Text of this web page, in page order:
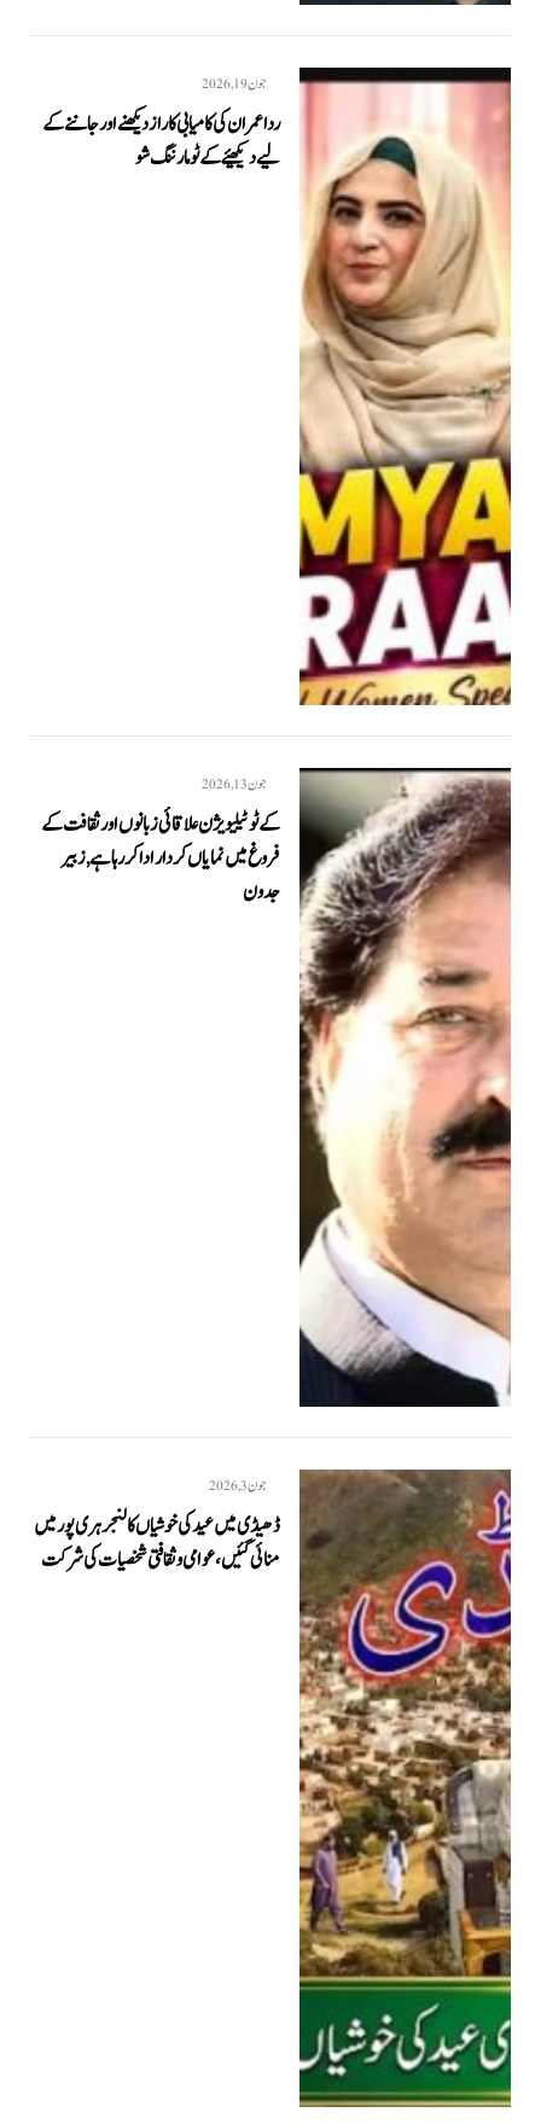
جون 19, 2026
ردا عمران کی کامیابی کا راز دیکھنے اور جاننے کے
لیے دیکھیئے کےٹو مارننگ شو
جون 13, 2026
کے ٹو ٹیلیویژن علاقائی زبانوں اور ثقافت کے
فروغ میں نمایاں کردار ادا کر رہا ہے, زبیر
جدون
جون 3, 2026
ڈھیڈی میں عید کی خوشیاں کالنجر ہری پور میں
منائی گئیں، عوامی و ثقافتی شخصیات کی شرکت